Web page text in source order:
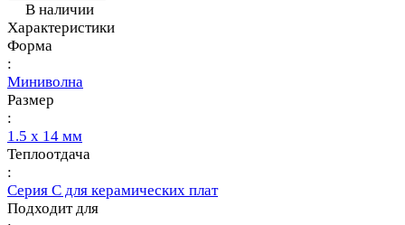
В наличии
Характеристики
Форма
:
Миниволна
Размер
:
1.5 х 14 мм
Теплоотдача
:
Серия C для керамических плат
Подходит для